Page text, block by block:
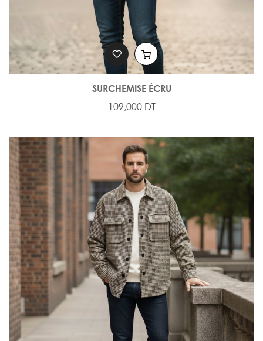
SURCHEMISE ÉCRU
109,000 DT